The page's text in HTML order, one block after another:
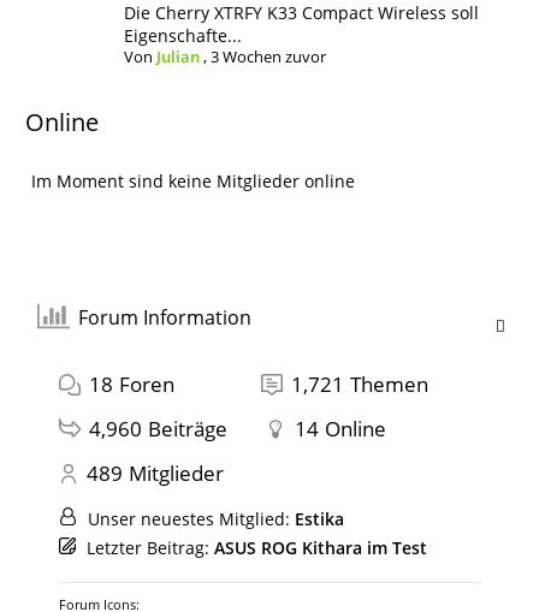
Die Cherry XTRFY K33 Compact Wireless soll
Eigenschafte...
Von Julian,3 Wochen zuvor
Online
Im Moment sind keine Mitglieder online
Forum Information
18 Foren 1,721 Themen
4,960 Beiträge 14 Online
489 Mitglieder
Unser neuestes Mitglied: Estika
Letzter Beitrag: ASUS ROG Kithara im Test
Forum Icons: